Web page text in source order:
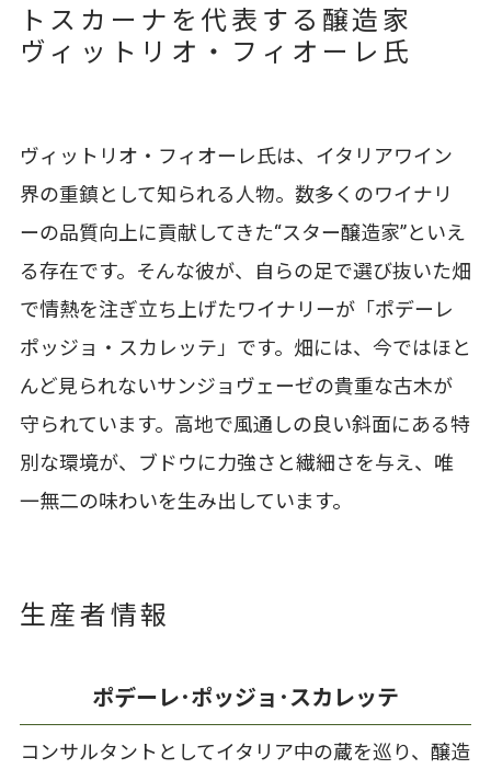
トスカーナを代表する醸造家
ヴィットリオ・フィオーレ氏
ヴィットリオ・フィオーレ氏は、イタリアワイン
界の重鎮として知られる人物。数多くのワイナリ
ーの品質向上に貢献してきた“スター醸造家”といえ
る存在です。そんな彼が、自らの足で選び抜いた畑
で情熱を注ぎ立ち上げたワイナリーが「ポデーレ
ポッジョ・スカレッテ」です。畑には、今ではほと
んど見られないサンジョヴェーゼの貴重な古木が
守られています。高地で風通しの良い斜面にある特
別な環境が、ブドウに力強さと繊細さを与え、唯
一無二の味わいを生み出しています。
生産者情報
ポデーレ･ポッジョ･スカレッテ
コンサルタントとしてイタリア中の蔵を巡り、醸造